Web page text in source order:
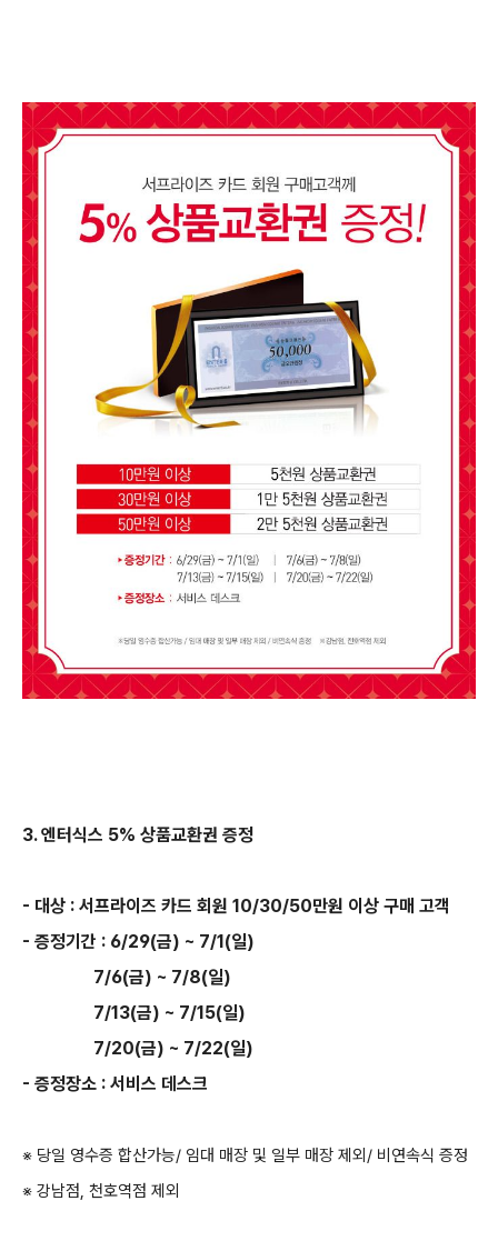
3. 엔터식스 5% 상품교환권 증정
- 대상 : 서프라이즈 카드 회원 10/30/50만원 이상 구매 고객
- 증정기간 : 6/29(금) ~ 7/1(일)
7/6(금) ~ 7/8(일)
7/13(금) ~ 7/15(일)
7/20(금) ~ 7/22(일)
- 증정장소 : 서비스 데스크
※ 당일 영수증 합산가능/ 임대 매장 및 일부 매장 제외/ 비연속식 증정
※ 강남점, 천호역점 제외